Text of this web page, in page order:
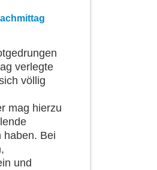
verlegte
völlig
mag hierzu
haben. Bei
und